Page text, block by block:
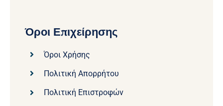
Όροι Επιχείρησης
Όροι Χρήσης
Πολιτική Απορρήτου
Πολιτική Επιστροφών